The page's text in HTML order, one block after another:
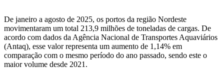
De janeiro a agosto de 2025, os portos da região Nordeste
movimentaram um total 213,9 milhões de toneladas de cargas. De
acordo com dados da Agência Nacional de Transportes Aquaviários
(Antaq), esse valor representa um aumento de 1,14% em
comparação com o mesmo período do ano passado, sendo este o
maior volume desde 2021.